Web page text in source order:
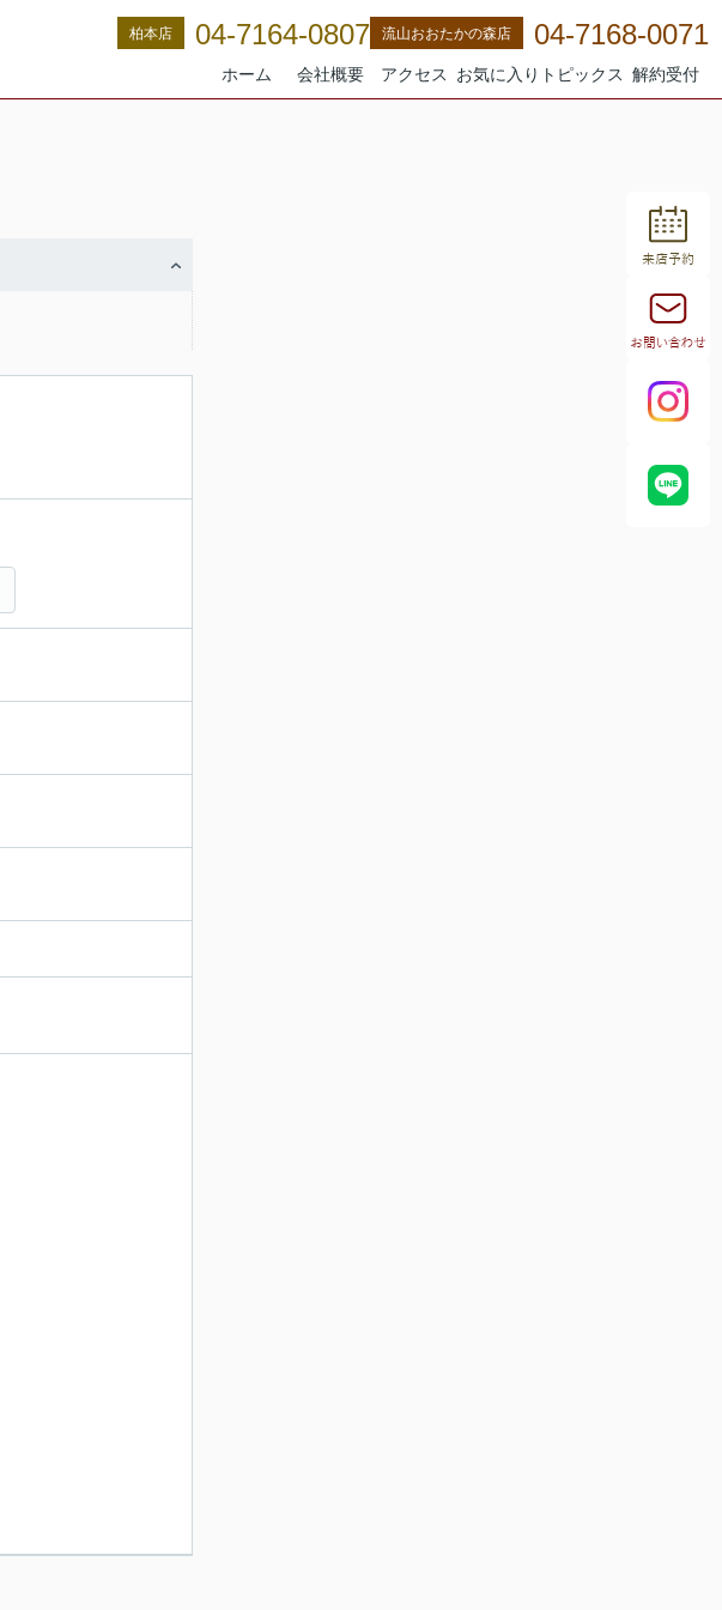
柏本店 04-7164-0807 流山おおたかの森店 04-7168-0071
ホーム 会社概要 アクセス お気に入り トピックス 解約受付